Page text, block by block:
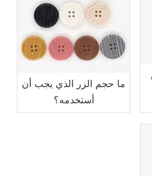
ما حجم الزر الذي يجب أن
أستخدمه؟